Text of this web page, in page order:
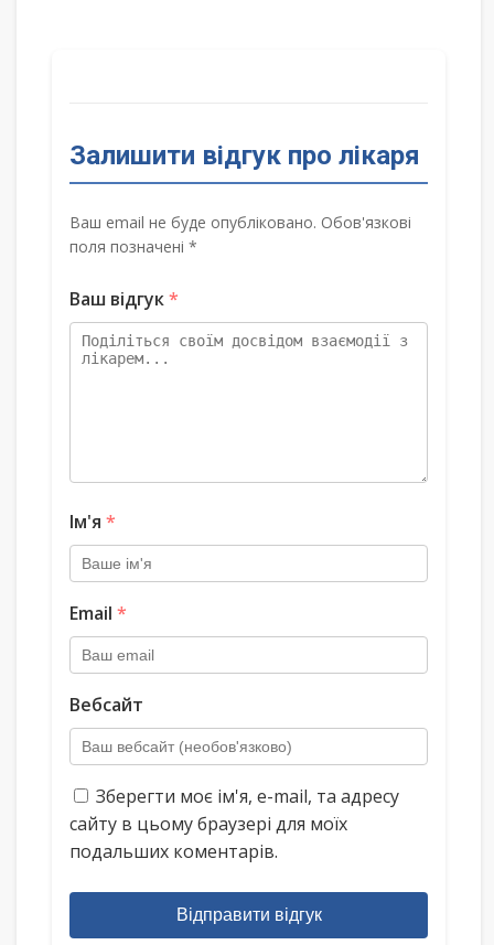
Залишити відгук про лікаря
Ваш email не буде опубліковано. Обов'язкові
поля позначені *
Ваш відгук*
Ім'я *
Email *
Вебсайт
Зберегти моє ім'я, e-mail, та адресу
сайту в цьому браузері для моїх
подальших коментарів.
Відправити відгук